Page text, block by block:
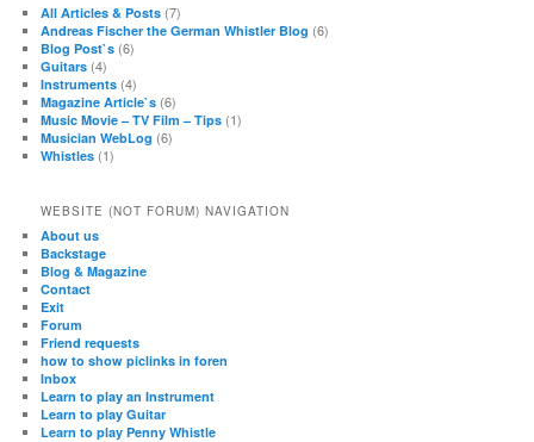
All Articles & Posts (7)
Andreas Fischer the German Whistler Blog (6)
Blog Post`s (6)
Guitars (4)
Instruments (4)
Magazine Article`s (6)
Music Movie – TV Film – Tips (1)
Musician WebLog (6)
Whistles (1)
WEBSITE (NOT FORUM) NAVIGATION
About us
Backstage
Blog & Magazine
Contact
Exit
Forum
Friend requests
how to show piclinks in foren
Inbox
Learn to play an Instrument
Learn to play Guitar
Learn to play Penny Whistle